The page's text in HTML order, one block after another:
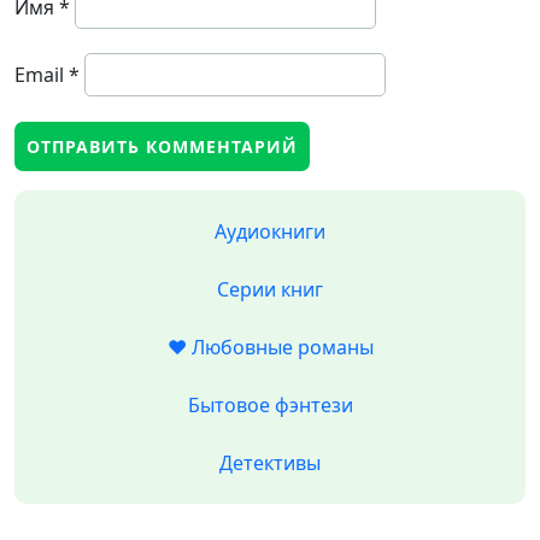
Имя *
Email *
Аудиокниги
Серии книг
❤️ Любовные романы
Бытовое фэнтези
Детективы